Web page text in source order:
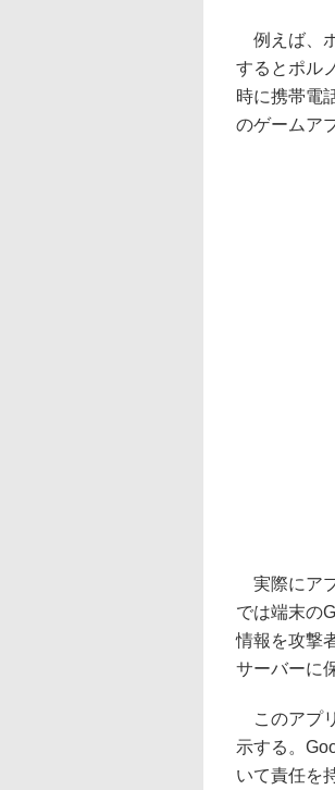
例えば、
するとポル
時に携帯電
のゲームア
実際にア
では端末の
情報を攻撃
サーバーに
このアプ
示する。
いて責任を